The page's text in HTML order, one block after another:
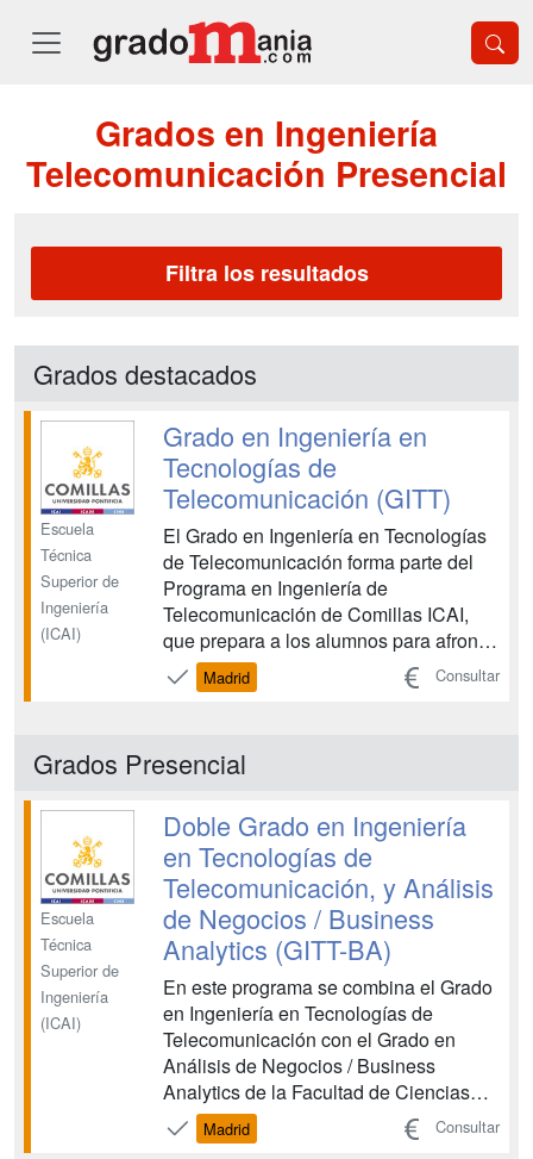
Grados en Ingeniería
Telecomunicación Presencial
Filtra los resultados
Grados destacados
Escuela
Técnica
Superior de
Ingeniería
(ICAI)
Grado en Ingeniería en
Tecnologías de
Telecomunicación (GITT)
El Grado en Ingeniería en Tecnologías
de Telecomunicación forma parte del
Programa en Ingeniería de
Telecomunicación de Comillas ICAI,
que prepara a los alumnos para afrontar
con éxito los retos y asumir el liderazgo
en un sector tan competitivo como el de
evolución de las T...
Madrid Consultar
Grados Presencial
Escuela
Técnica
Superior de
Ingeniería
(ICAI)
Doble Grado en Ingeniería
en Tecnologías de
Telecomunicación, y Análisis
de Negocios / Business
Analytics (GITT-BA)
En este programa se combina el Grado
en Ingeniería en Tecnologías de
Telecomunicación con el Grado en
Análisis de Negocios / Business
Analytics de la Facultad de Ciencias
Económicas y Empresariales de
ICADE. El programa de estudios tiene
Madrid Consultar